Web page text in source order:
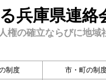
兵庫県連
権の確立ならびに地
制度 市・町の制